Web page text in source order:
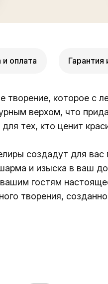
оплата Гарантия
которое с
верхом, что
тех, кто ценит
создадут для
и изыска в ваш
гостям
творения,